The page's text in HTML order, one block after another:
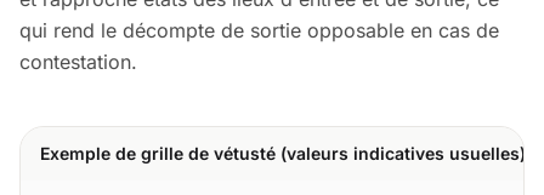
qui rend le décompte de sortie opposable en cas de
contestation.
Exemple de grille de vétusté (valeurs indicatives usuelles)